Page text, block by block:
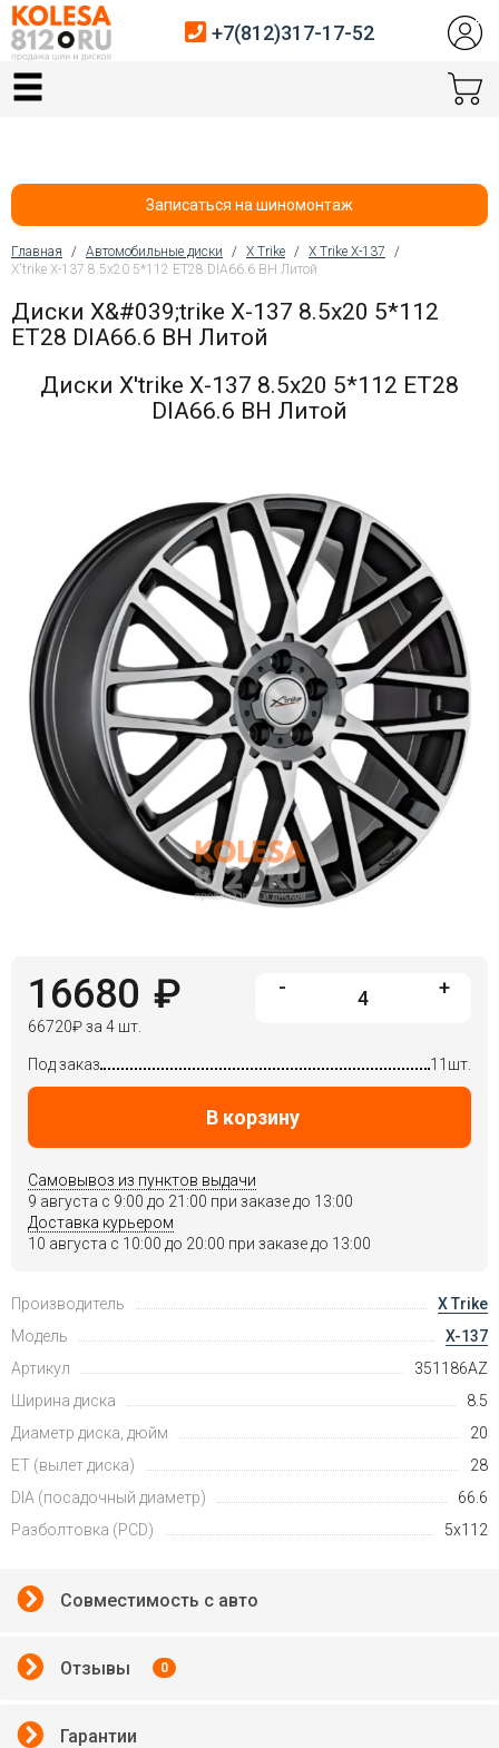
Главная
Автосервис
Услуги шиномонтажа
Хранение шин
Войти на сайт
+7(812)317-
17-
52
Пн-
Пт:
9:00
+7(812)317-17-52
Записаться на шиномонтаж
Вы здесь
Главная / Автомобильные диски / X Trike / X Trike X-137
/
X'trike X-137 8.5x20 5*112 ET28 DIA66.6 BH Литой
Диски X&#039;trike X-137 8.5x20 5*112
ET28 DIA66.6 BH Литой
Диски X'trike X-137 8.5x20 5*112 ET28
DIA66.6 BH Литой
16680 ₽
66720₽за 4 шт.
- +
Под заказ 11шт.
В корзину
Самовывоз из пунктов выдачи
9 августа c 9:00 до 21:00 при заказе до 13:00
Доставка курьером
10 августа c 10:00 до 20:00 при заказе до 13:00
Производитель
X Trike
Модель
X-137
Артикул
351186AZ
Ширина диска
8.5
Диаметр диска, дюйм
20
ET (вылет диска)
28
DIA (посадочный диаметр)
66.6
Разболтовка (PCD)
5x112
Совместимость с авто
Отзывы 0
Гарантии